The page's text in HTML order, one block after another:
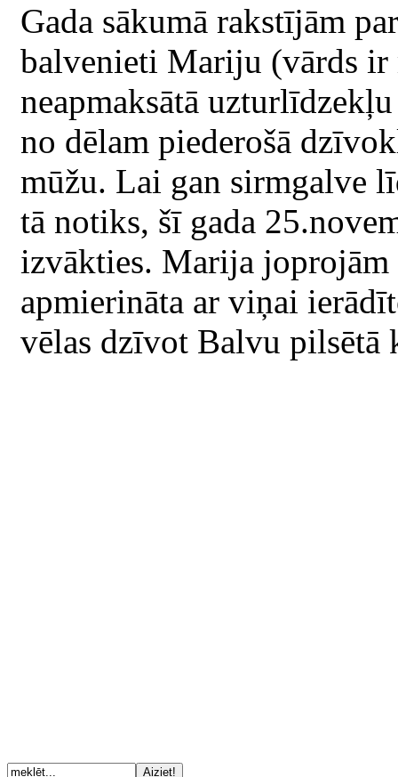
Gada sākumā rakstījām
balvenieti Mariju (vārds ir
neapmaksātā
no dēlam piederošā
mūžu. Lai gan sirmgalve
tā notiks, šī gada
izvākties. Marija
apmierināta ar viņai
vēlas dzīvot Balvu pilsētā